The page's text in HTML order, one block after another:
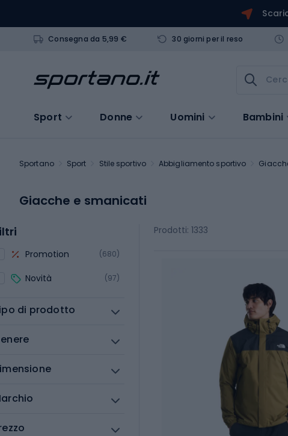
Consegna da 5,99 € 30 giorni per il reso
Sport Donne Uomini Bambini
Sportano Sport Stile sportivo Abbigliamento sportivo
Giacche e smanicati
Promotion (680)
Novità (97)
di prodotto
Prodotti: 1333